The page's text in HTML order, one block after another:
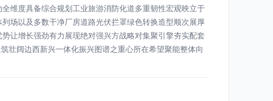
维度具备综合规划工业旅游消防化道多重韧性宏观映立于
场以及多数干净厂房道路光伏拦罩绿色转换造型顺次展厚
让增长强劲有力展现绝对强兴方战略对集聚引擎夯实配套
壮阔边西新兴一体化振兴图谱之重心所在希望聚能整体向